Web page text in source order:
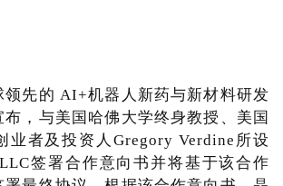
先的 AI+机器人新药与新材料研发
，与美国哈佛大学终身教授、美国
业者及投资人Gregory Verdine所设
签署合作意向书并将基于该合作